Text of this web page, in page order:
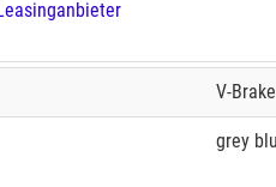
V-
grey